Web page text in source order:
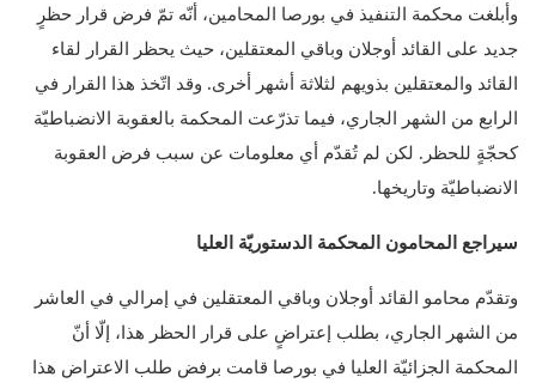
وأبلغت محكمة التنفيذ في بورصا المحامين، أنّه تمّ فرض قرار حظرٍ
جديد على القائد أوجلان وباقي المعتقلين، حيث يحظر القرار لقاء
القائد والمعتقلين بذويهم لثلاثة أشهر أخرى. وقد اتّخذ هذا القرار في
الرابع من الشهر الجاري، فيما تذرّعت المحكمة بالعقوبة الانضباطيّة
كحجّةٍ للحظر. لكن لم تُقدّم أي معلومات عن سبب فرض العقوبة
الانضباطيّة وتاريخها.
سيراجع المحامون المحكمة الدستوريّة العليا
وتقدّم محامو القائد أوجلان وباقي المعتقلين في إمرالي في العاشر
من الشهر الجاري، بطلب إعتراضٍ على قرار الحظر هذا، إلّا أنّ
المحكمة الجزائيّة العليا في بورصا قامت برفض طلب الاعتراض هذا